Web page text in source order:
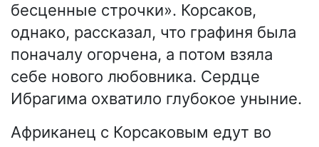
бесценные строчки». Корсаков,
однако, рассказал, что графиня была
поначалу огорчена, а потом взяла
себе нового любовника. Сердце
Ибрагима охватило глубокое уныние.
Африканец с Корсаковым едут во